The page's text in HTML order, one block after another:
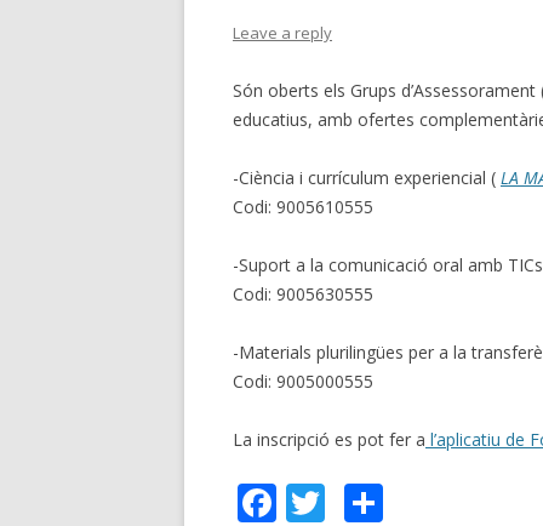
Leave a reply
Són oberts els Grups
educatius, amb ofertes
-Ciència i currículum experiencial ( LA
Codi: 9005610555
-Suport a la comunicació oral amb
Codi: 9005630555
-Materials plurilingües per a la
Codi: 9005000555
La inscripció es pot fer a l’aplicatiu de
F T